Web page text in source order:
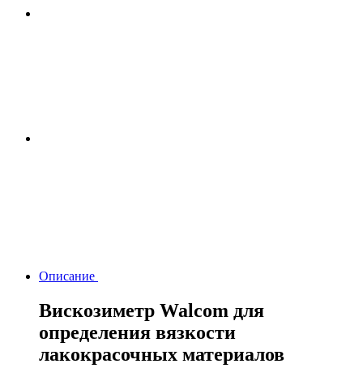
Описание
Вискозиметр Walcom для
определения вязкости
лакокрасочных материалов